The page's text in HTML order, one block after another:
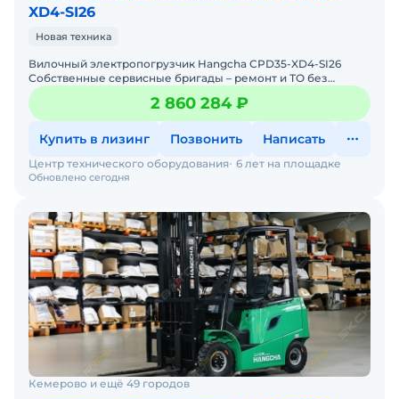
XD4-SI26
Новая техника
Вилочный электропогрузчик Hangcha CPD35-XD4-SI26
Собственные сервисные бригады – ремонт и ТО без
простоев. Гарантия 12 месяцев + постгарантийное
обслуживание
2 860 284 ₽
Купить в лизинг Позвонить Написать
Обновлено сегодня
Центр технического оборудования 6 лет на площадке
Кемерово и ещё 49 городов